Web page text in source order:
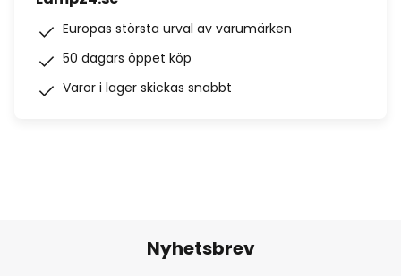
Europas största urval av varumärken
50 dagars öppet köp
Varor i lager skickas snabbt
Nyhetsbrev